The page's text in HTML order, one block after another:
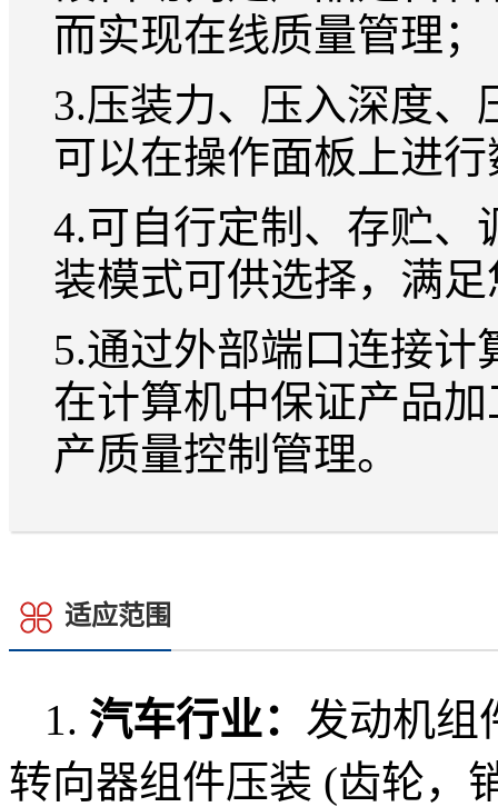
而实现在线质量管理；
3.压装力、压入深度
可以在操作面板上进
4.可自行定制、存贮、
装模式可供选择，满
5.通过外部端口连接
在计算机中保证产品
产质量控制管理。
适应范围
1. 汽车行业： 发动机组
转向器组件压装 (齿轮，